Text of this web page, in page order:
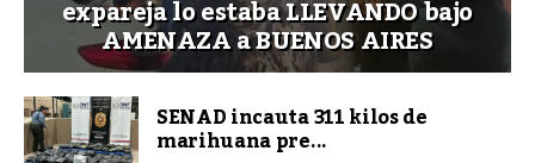
expareja lo estaba LLEVANDO bajo
AMENAZA a BUENOS AIRES
SENAD incauta 311 kilos de
marihuana pre...